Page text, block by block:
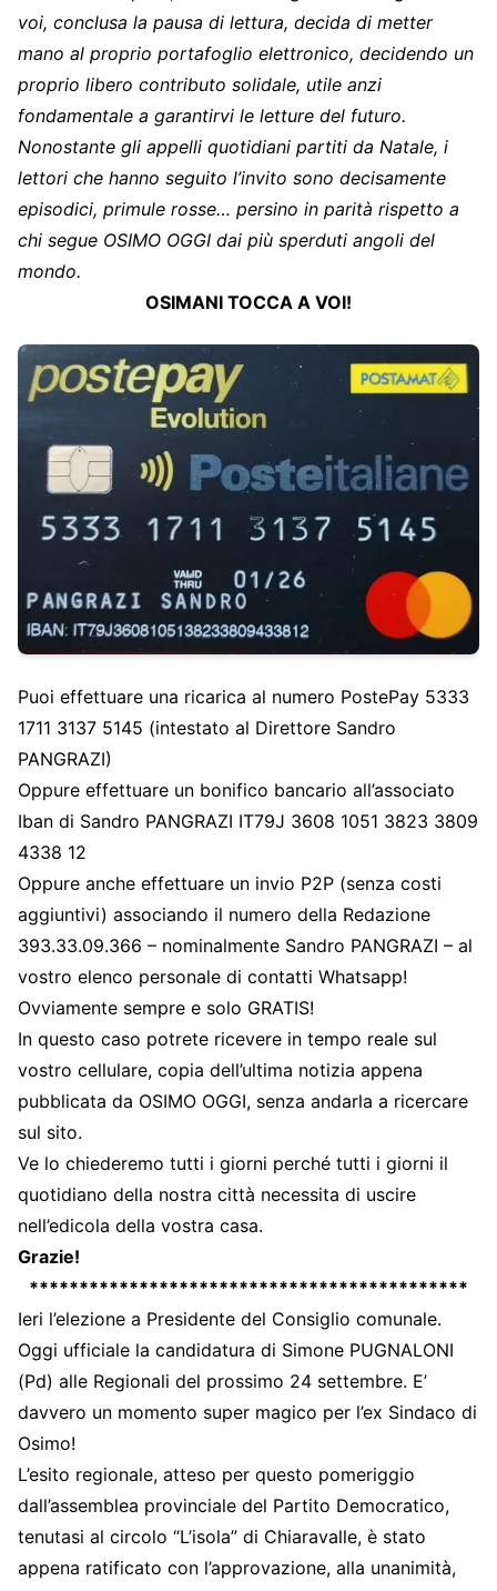
voi, conclusa la pausa di lettura, decida di metter
mano al proprio portafoglio elettronico, decidendo un
proprio libero contributo solidale, utile anzi
fondamentale a garantirvi le letture del futuro.
Nonostante gli appelli quotidiani partiti da Natale, i
lettori che hanno seguito l’invito sono decisamente
episodici, primule rosse… persino in parità rispetto a
chi segue OSIMO OGGI dai più sperduti angoli del
mondo.
OSIMANI TOCCA A VOI!
Puoi effettuare una ricarica al numero PostePay 5333
1711 3137 5145 (intestato al Direttore Sandro
PANGRAZI)
Oppure effettuare un bonifico bancario all’associato
Iban di Sandro PANGRAZI IT79J 3608 1051 3823 3809
4338 12
Oppure anche effettuare un invio P2P (senza costi
aggiuntivi) associando il numero della Redazione
393.33.09.366 – nominalmente Sandro PANGRAZI – al
vostro elenco personale di contatti Whatsapp!
Ovviamente sempre e solo GRATIS!
In questo caso potrete ricevere in tempo reale sul
vostro cellulare, copia dell’ultima notizia appena
pubblicata da OSIMO OGGI, senza andarla a ricercare
sul sito.
Ve lo chiederemo tutti i giorni perché tutti i giorni il
quotidiano della nostra città necessita di uscire
nell’edicola della vostra casa.
Grazie!
********************************************
Ieri l’elezione a Presidente del Consiglio comunale.
Oggi ufficiale la candidatura di Simone PUGNALONI
(Pd) alle Regionali del prossimo 24 settembre. E’
davvero un momento super magico per l’ex Sindaco di
Osimo!
L’esito regionale, atteso per questo pomeriggio
dall’assemblea provinciale del Partito Democratico,
tenutasi al circolo “L’isola” di Chiaravalle, è stato
appena ratificato con l’approvazione, alla unanimità,